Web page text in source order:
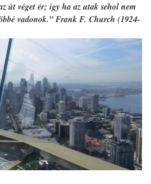
út véget ér; így ha az utak sehol nem
vadonok.” Frank F. Church (1924-